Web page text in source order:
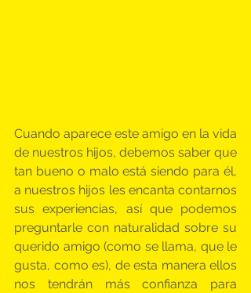
Cuando aparece este amigo en la vida
de nuestros hijos, debemos saber que
tan bueno o malo está siendo para él,
a nuestros hijos les encanta contarnos
sus experiencias, así que podemos
preguntarle con naturalidad sobre su
querido amigo (como se llama, que le
gusta, como es), de esta manera ellos
nos tendrán más confianza para